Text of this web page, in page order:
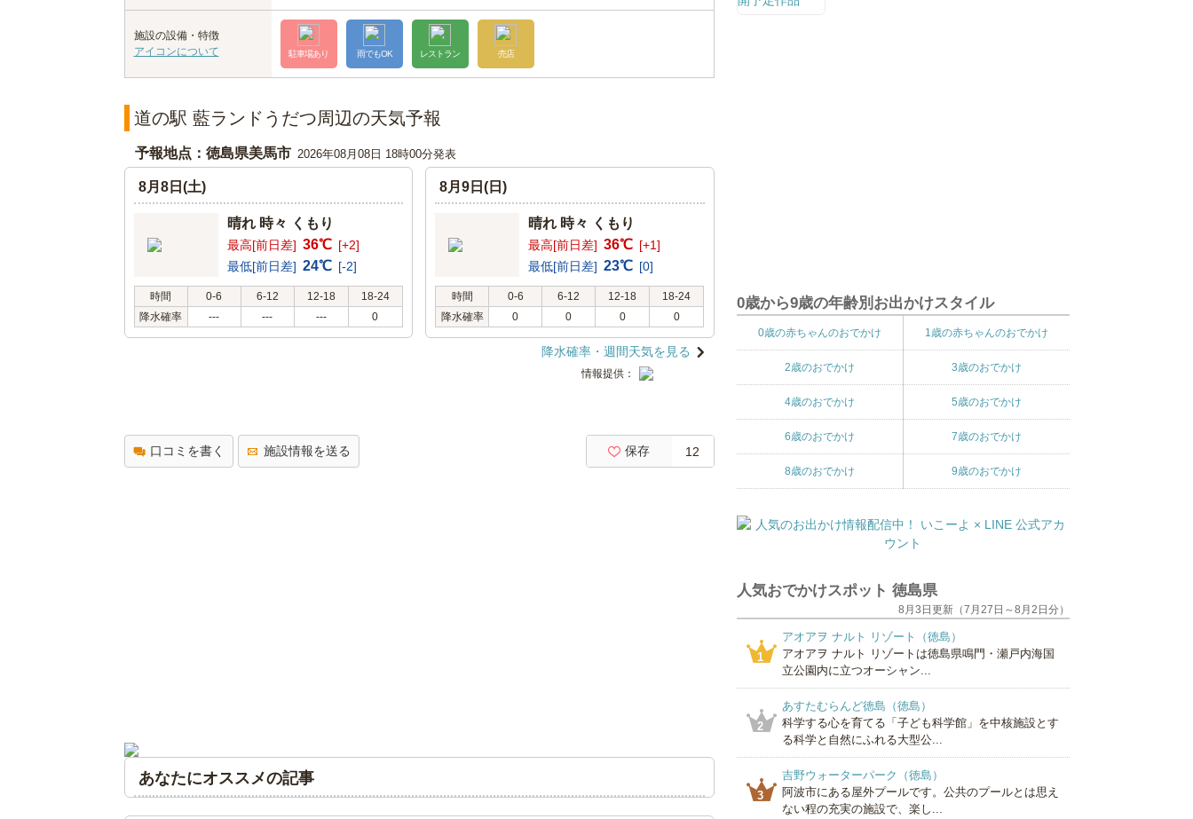
施設の設備・特徴
アイコンについて
駐車場あり 雨でもOK レストラン 売店
道の駅 藍ランドうだつ周辺の天気予報
予報地点：徳島県美馬市 2026年08月08日 18時00分発表
8月8日(土)
晴れ 時々 くもり
最高[前日差] 36℃ [+2]
最低[前日差] 24℃ [-2]
時間 0-6 6-12 12-18
18-24
降水確率
--- --- --- 0
8月9日(日)
晴れ 時々 くもり
最高[前日差] 36℃ [+1]
最低[前日差] 23℃ [0]
時間 0-6 6-12 12-18
18-24
降水確率
0 0 0 0
降水確率・週間天気を見る
情報提供：
口コミを書く 施設情報を送る 保存 12
あなたにオススメの記事
0歳から9歳の年齢別お出かけスタイル
0歳の赤ちゃんのおでかけ 1歳の赤ちゃんのおでかけ
2歳のおでかけ 3歳のおでかけ
4歳のおでかけ 5歳のおでかけ
6歳のおでかけ 7歳のおでかけ
8歳のおでかけ 9歳のおでかけ
人気おでかけスポット 徳島県
8月3日更新（7月27日～8月2日分）
1
アオアヲ ナルト リゾート（徳島）
アオアヲ ナルト リゾートは徳島県鳴門・瀬戸内海国
立公園内に立つオーシャン...
2
あすたむらんど徳島（徳島）
科学する心を育てる「子ども科学館」を中核施設とす
る科学と自然にふれる大型公...
3
吉野ウォーターパーク（徳島）
阿波市にある屋外プールです。公共のプールとは思え
ない程の充実の施設で、楽し...